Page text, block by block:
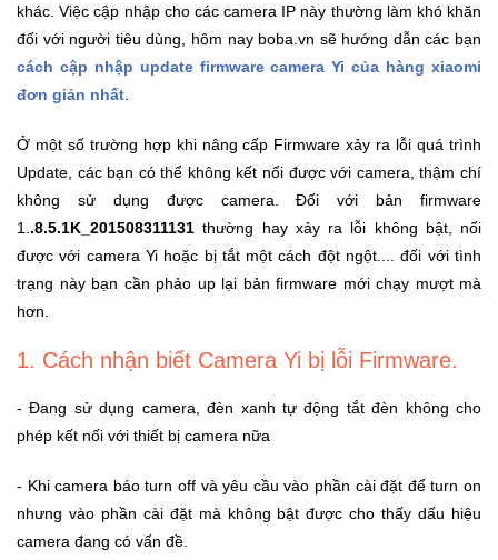
Đồ
Gia
Máy
Máy
bay
flycam
Chơi
Em
Đồng
Phụ
khác. Việc cập nhập cho các camera IP này thường làm khó khăn
đối với người tiêu dùng, hôm nay boba.vn sẽ hướng dẫn các bạn
cách cập nhập update firmware camera Yi của hàng xiaomi
đơn giản nhất
Ở một số trường hợp khi nâng cấp Firmware xảy ra lỗi quá trình
Update, các bạn có thể không kết nối được với camera, thậm chí
không sử dụng được camera. Đối với bản firmware
1. .8.5.1K_201508311131thường hay xảy ra lỗi không bật, nối
được với camera Yi hoặc bị tắt một cách đột ngột.... đối với tình
trạng này bạn cần phảo up lại bản firmware mới chạy mượt mà
hơn.
1. Cách nhận biết Camera Yi bị lỗi Firmware.
- Đang sử dụng camera, đèn xanh tự động tắt đèn không cho
phép kết nối với thiết bị camera nữa
- Khi camera báo turn off và yêu cầu vào phần cài đặt để turn on
nhưng vào phần cài đặt mà không bật được cho thấy dấu hiệu
camera đang có vấn đề.